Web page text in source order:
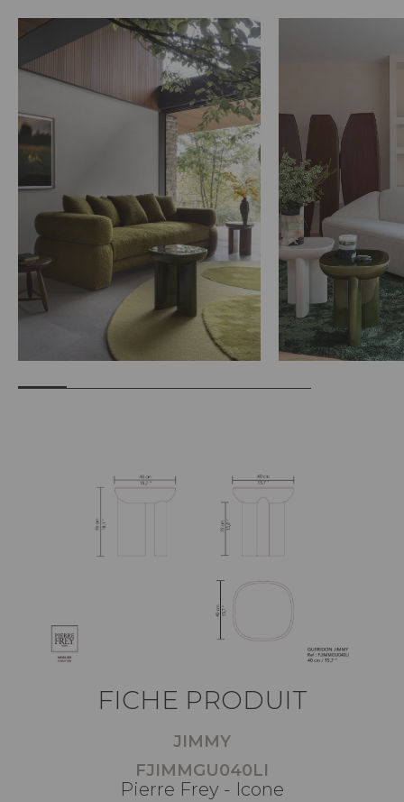
FICHE PRODUIT
JIMMY
FJIMMGU040LI
Pierre Frey - Icone